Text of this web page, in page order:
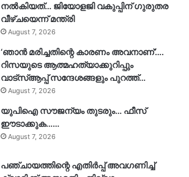
നൽകിയത്… ജിയോളജി വകുപ്പിന് ഗുരുതര
വീഴ്ചയെന്ന് മന്ത്രി
August 7, 2026
‘ഞാൻ മരിച്ചതിന്റെ കാരണം അവനാണ്’….
റിസയുടെ ആത്മഹത്യാക്കുറിപ്പും
വാട്‌സ്ആപ്പ് സന്ദേശങ്ങളും പുറത്ത്…
August 7, 2026
യുപിഐ സൗജന്യം തുടരും… ഫീസ്
ഈടാക്കുക……
August 7, 2026
പഞ്ചായത്തിന്റെ എതിർപ്പ് അവഗണിച്ച്